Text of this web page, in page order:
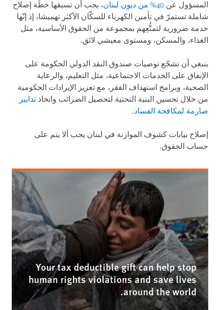
المسؤول عن 40% من ديون لبنان
، يجب أن تسبقها خطّة إصلاح
شاملة تستمرّ في تأمين الكهرباء للسكّان الأكثر تهميشا، إذ إنّها
خدمة ضرورية لتمتُّعِهم بمجموعة من الحقوق الأساسية، مثل
الغذاء، والمسكن، ومستوى معيشي لائق.
ينبغي أن تشجّع توصيات صندوق النقد الدولي الحكومة على
الإنفاق على الخدمات الاجتماعية، مثل التعليم، والرعاية
الصحية، وبرامج استهداف الفقر، مع تعزيز الإيرادات الحكومية
من خلال تحسين البنية التحتية لتحصيل الضرائب واتخاذ تدابير
صارمة لمكافحة الفساد.
إصلاح بيانات كشوف الموازنة في لبنان يجب ألا يتم على
حساب الحقوق.
Your tax deductible gift can help stop
human rights violations and save lives
around the world.